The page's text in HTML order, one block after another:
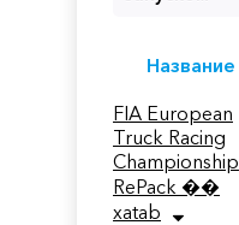
Название
FIA European
Truck Racing
Championship
RePack ��
xatab